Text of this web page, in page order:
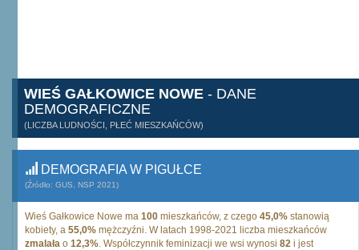
WIEŚ GAŁKOWICE NOWE - DANE
DEMOGRAFICZNE
(LICZBA LUDNOŚCI, PŁEĆ MIESZKAŃCÓW)
DEMOGRAFIA W PIGUŁCE
(Źródło: GUS, NSP 2021)
Wieś Gałkowice Nowe ma 100 mieszkańców, z czego 45,0% stanowią
kobiety, a 55,0% mężczyźni. W latach 1998-2021 liczba mieszkańców
zmalała o 12,3%. Współczynnik feminizacji we wsi wynosi 82 i jest